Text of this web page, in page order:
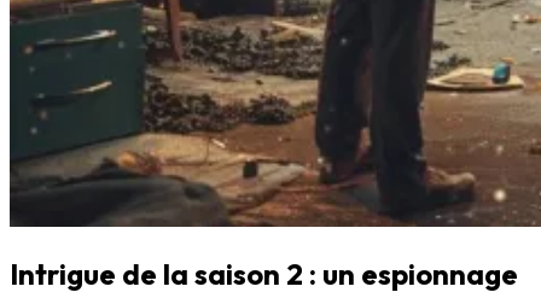
Intrigue de la saison 2 : un espionnage